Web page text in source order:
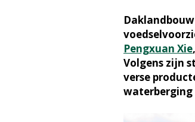
Pengxuan Xie
Volgens zijn
verse
waterberging